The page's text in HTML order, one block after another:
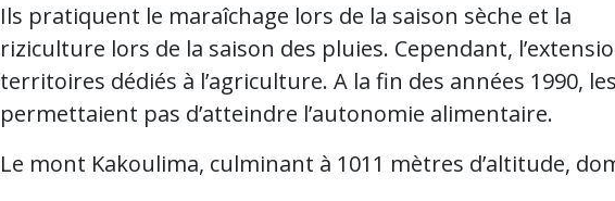
Ils pratiquent le maraîchage lors de la saison sèche et la
riziculture lors de la saison des pluies. Cependant,
territoires dédiés à l’agriculture. A la fin des années 1990,
permettaient pas d’atteindre l’autonomie alimentaire.
Le mont Kakoulima, culminant à 1011 mètres d’altitude,